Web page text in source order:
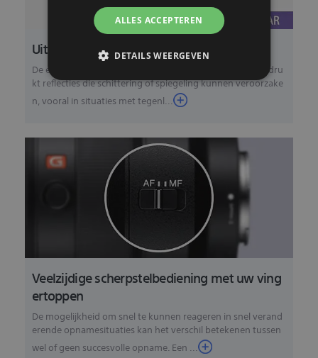
Uitstekende helderheid en contrast
De eigen antireflecterende nanocoating van Sony onderdru
kt reflecties die schittering of spiegeling kunnen veroorzake
n, vooral in situaties met tegenl...
Veelzijdige scherpstelbediening met uw ving
ertoppen
De mogelijkheid om snel te kunnen reageren in snel verand
erende opnamesituaties kan het verschil betekenen tussen
wel of geen succesvolle opname. Een ...
ALLES ACCEPTEREN
DETAILS WEERGEVEN